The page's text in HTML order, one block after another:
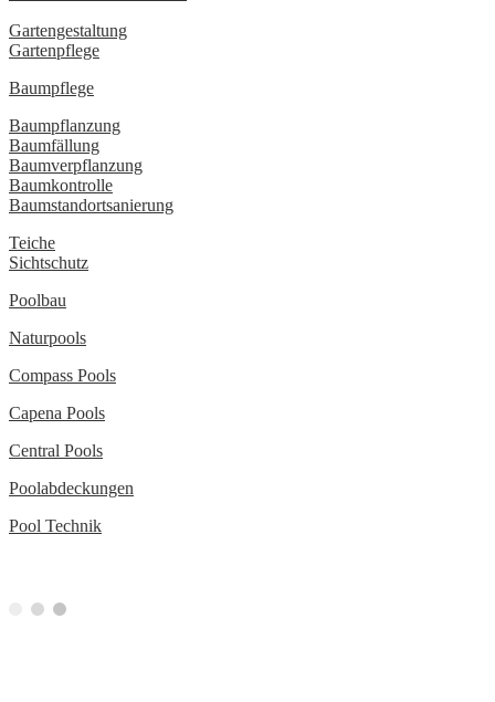
Gartengestaltung
Gartenpflege
Baumpflege
Baumpflanzung
Baumfällung
Baumverpflanzung
Baumkontrolle
Baumstandortsanierung
Teiche
Sichtschutz
Poolbau
Naturpools
Compass Pools
Capena Pools
Central Pools
Poolabdeckungen
Pool Technik